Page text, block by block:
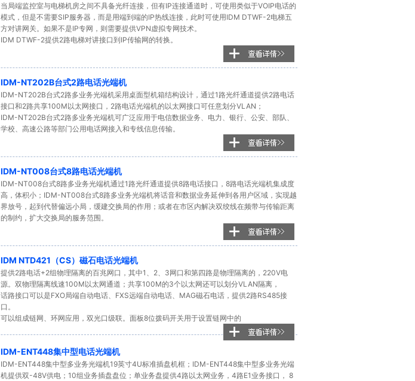
当局端监控室与电梯机房之间不具备光纤连接，但有IP连接通道时，可使用类似于VOIP电话的
模式，但是不需要SIP服务器，而是用端到端的IP热线连接，此时可使用IDM DTWF-2电梯五
方对讲网关。如果不是IP专网，则需要提供VPN虚拟专网技术。
IDM DTWF-2提供2路电梯对讲接口到IP传输网的转换。
IDM-NT202B台式2路电话光端机
IDM-NT202B台式2路多业务光端机采用桌面型机箱结构设计，通过1路光纤通道提供2路电话
接口和2路共享100M以太网接口，2路电话光端机的以太网接口可任意划分VLAN；
IDM-NT202B台式2路多业务光端机可广泛应用于电信数据业务、电力、银行、公安、部队、
学校、高速公路等部门公用电话网接入和专线信息传输。
IDM-NT008台式8路电话光端机
IDM-NT008台式8路多业务光端机通过1路光纤通道提供8路电话接口，8路电话光端机集成度
高，体积小；IDM-NT008台式8路多业务光端机将话音和数据业务延伸到各用户区域，实现越
界放号，起到代替偏远小局，缓建交换局的作用；或者在市区内解决双绞线在频带与传输距离
的制约，扩大交换局的服务范围。
IDM NTD421（CS）磁石电话光端机
提供2路电话+2组物理隔离的百兆网口，其中1、2、3网口和第四路是物理隔离的，220V电
源。双物理隔离线速100M以太网通道；共享100M的3个以太网还可以划分VLAN隔离，
话路接口可以是FXO局端自动电话、FXS远端自动电话、MAG磁石电话，提供2路RS485接
口。
可以组成链网、环网应用，双光口级联。面板8位拨码开关用于设置链网中的
IDM-ENT448集中型电话光端机
IDM-ENT448集中型多业务光端机19英寸4U标准插盘机框；IDM-ENT448集中型多业务光端
机提供双-48V供电；10组业务插盘盘位；单业务盘提供4路以太网业务，4路E1业务接口， 8